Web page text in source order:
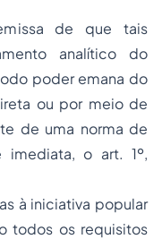
de que tais
analítico do
poder emana do
ou por meio de
de uma norma de
o art. 1º,
à iniciativa popular
todos os requisitos